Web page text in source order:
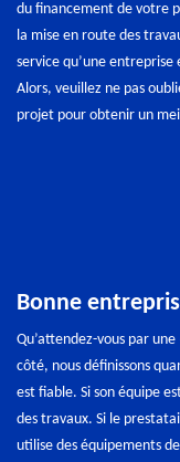
du financement de votre
la mise en route des
service qu’une entreprise
Alors, veuillez ne pas
projet pour obtenir un
Bonne
Qu’attendez-vous par
côté, nous définissons
est fiable. Si son équipe
des travaux. Si le
utilise des équipements